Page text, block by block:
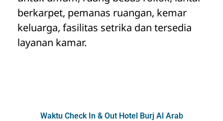
berkarpet, pemanas ruangan, kemar
keluarga, fasilitas setrika dan tersedia
layanan kamar.
Waktu Check In & Out Hotel Burj Al Arab